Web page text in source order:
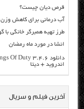
قرص دیان چیست؟
آب درمانی برای کاهش وزن
طرز تهیه همبرگر خانگی با
انشا در مورد ماه رمضان
اندروید + دیتا
آخرین فیلم و سریال